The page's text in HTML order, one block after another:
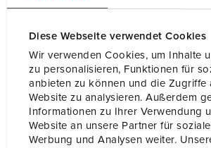
Diese Webseite verwendet Cookies
Wir verwenden Cookies, um Inhalte
zu personalisieren, Funktionen für
anbieten zu können und die Zugriffe
Website zu analysieren. Außerdem
Informationen zu Ihrer Verwendung
Website an unsere Partner für
Werbung und Analysen weiter.